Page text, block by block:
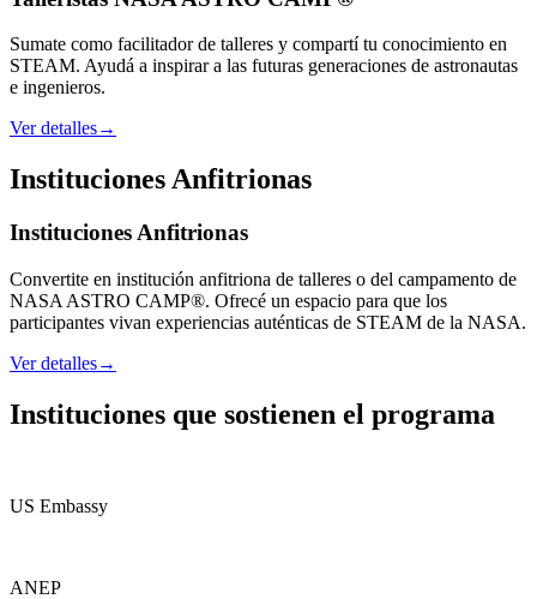
Sumate como facilitador de talleres y compartí tu conocimiento en
STEAM. Ayudá a inspirar a las futuras generaciones de astronautas
e ingenieros.
Ver detalles→
Instituciones Anfitrionas
Instituciones Anfitrionas
Convertite en institución anfitriona de talleres o del campamento de
NASA ASTRO CAMP®. Ofrecé un espacio para que los
participantes vivan experiencias auténticas de STEAM de la NASA.
Ver detalles→
Instituciones que sostienen el programa
US Embassy
ANEP